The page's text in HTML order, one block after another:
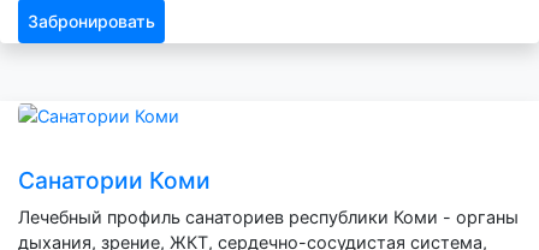
Забронировать
Санатории Коми
Лечебный профиль санаториев республики Коми - органы
дыхания, зрение, ЖКТ, сердечно-сосудистая система,